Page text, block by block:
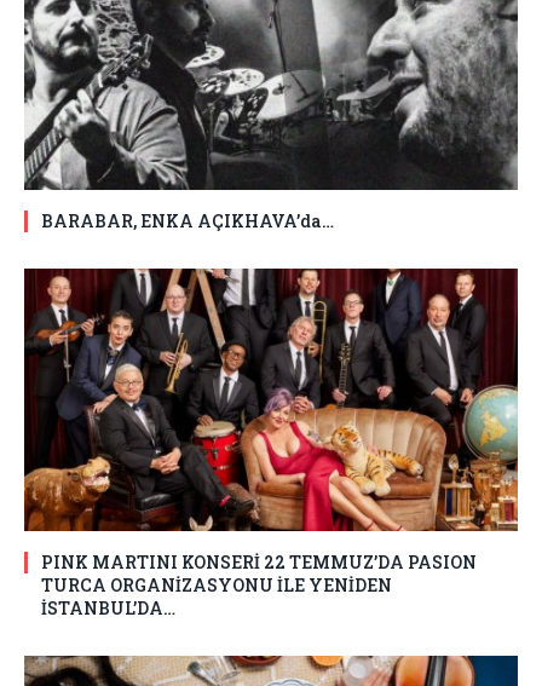
BARABAR, ENKA AÇIKHAVA’da…
PINK MARTINI KONSERİ 22 TEMMUZ’DA PASION
TURCA ORGANİZASYONU İLE YENİDEN
İSTANBUL’DA…